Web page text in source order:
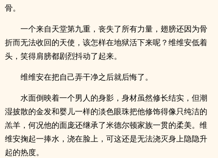
骨。
一个来自天堂第九重，丧失了所有力量，翅膀还因为骨
折而无法收回的天使，该怎样在地狱活下来呢？维维安低着
头，笑得肩膀都剧烈抖动了起来。
维维安在把自己弄干净之后就后悔了。
水面倒映着一个男人的身影，身材虽然修长结实，但潮
湿披散的金发和婴儿一样的淡色眼珠把他修饰得像只纯洁的
羔羊，何况他的面庞还继承了米德尔顿家族一贯的柔美。维
维安掬起一捧水，浇在脸上，可这还是无法浇灭身上隐隐升
起的热度。